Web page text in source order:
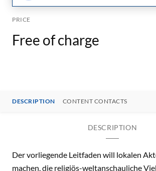
PRICE
Free of charge
DESCRIPTION CONTENT CONTACTS
DESCRIPTION
Der vorliegende Leitfaden will lokalen
machen, die religiös-weltanschauliche